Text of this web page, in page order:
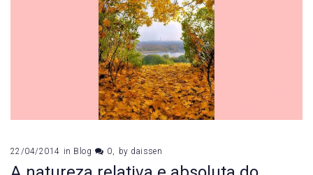
22/04/2014 in Blog 0 by daissen